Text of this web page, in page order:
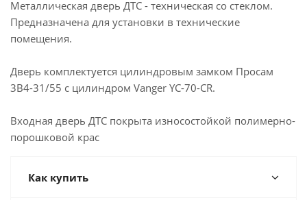
Металлическая дверь ДТC - техническая со стеклом.
Предназначена для установки в технические
помещения.
Дверь комплектуется цилиндровым замком Просам
3В4-31/55 с цилиндром Vanger YC-70-CR.
Входная дверь ДТC покрыта износостойкой полимерно-
порошковой крас
Как купить